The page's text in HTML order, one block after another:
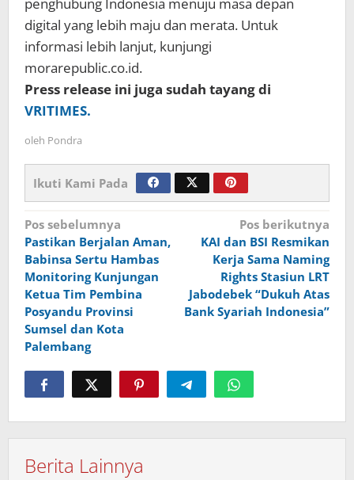
penghubung Indonesia menuju masa depan
digital yang lebih maju dan merata. Untuk
informasi lebih lanjut, kunjungi
morarepublic.co.id.
Press release ini juga sudah tayang di
VRITIMES.
oleh Pondra
Ikuti Kami Pada
Navigasi
pos
Pos sebelumnya
Pastikan Berjalan Aman,
Babinsa Sertu Hambas
Monitoring Kunjungan
Ketua Tim Pembina
Posyandu Provinsi
Sumsel dan Kota
Palembang
Pos berikutnya
KAI dan BSI Resmikan
Kerja Sama Naming
Rights Stasiun LRT
Jabodebek “Dukuh Atas
Bank Syariah Indonesia”
Berita Lainnya